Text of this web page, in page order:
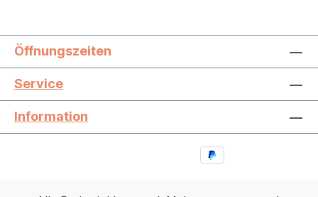
Öffnungszeiten
Service
Information